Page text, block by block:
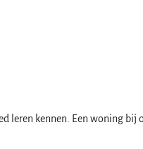
leren kennen. Een woning bij